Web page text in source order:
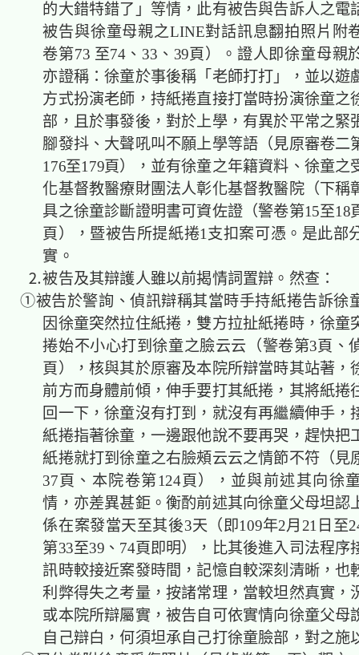
的大錯特錯了」等情，此有被告與告訴人之電
被告與徐童母親之LINE對話訊息翻拍照片附
卷第73 至74、33、39頁）。證人即徐童母親
亦證稱：徐童於事後稱「老師打打」，並以遊
方式扮演老師，持紙捲直接打當時扮演徐童之
部，且於事發後，對於上學，有異於平常之緊
腳發抖、大聲吼叫不願上學等語（見原審卷二
176至179頁），並有徐童之年籍資料、徐童之
化基督教醫療財團法人彰化基督教醫院（下稱
具之徐童診斷證明書可資佐證（警卷第15至18
頁），暨被告所提紙捲1支扣案可憑。是此部
實。
⒉被告及其辯護人雖以前揭情詞置辯。然查：
①被告於警詢、偵訊辯稱其當時手持紙捲告訴徐
因徐童突然拉住紙捲，雙方拉扯紙捲時，徐童
捲始不小心打到徐童之臉云云（警卷第3頁、
頁），核與其於原審及本院所辯當時其站著，
前方而身體前傾，伸手要打其紙捲，其將紙捲
回一下，徐童沒有打到，就沒有再繼續伸手，
紙捲指著徐童，一邊跟他說不要再哭，趕快把
紙捲就打到徐童之右臉頰云云之情節不符（見
37頁、本院卷第124頁），並與前述其向徐
情，亦差異甚鉅。衡酌前述其向徐童父母坦認
係在案發當天至其後3天（即109年2月21日至
第33至39、74頁即明），比其後進入司法程序
訊時較接近案發時間，記憶自較深刻清晰，也
利弊得失之考量，按諸常理，當較坦然真實，
或本院所辯屬實，被告自可依實情向徐童父母
自己辯白，何須坦承自己打徐童臉部，對之施